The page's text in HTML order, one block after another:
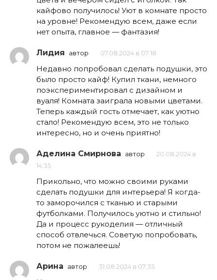
кайфово получилось! Уют в комнате просто
на уровне! Рекомендую всем, даже если
нет опыта, главное — фантазия!
Лидия автор 07.08.2024 в 07:18
Недавно попробовал сделать подушки, это
было просто кайф! Купил ткани, немного
поэкспериментировал с дизайном и
вуаля! Комната заиграла новыми цветами.
Теперь каждый гость отмечает, как уютно
стало! Рекомендую всем, это не только
интересно, но и очень приятно!
Аделина Смирнова автор
20.08.2024 в
14:35
Прикольно, что можно своими руками
сделать подушки для интерьера! Я когда-
то заморочился с тканью и старыми
футболками. Получилось уютно и стильно!
Да и процесс рукоделия — отличный
способ отвлечься. Советую попробовать,
потом не пожалеешь!
Арина автор 31.08.2024 в 07:35